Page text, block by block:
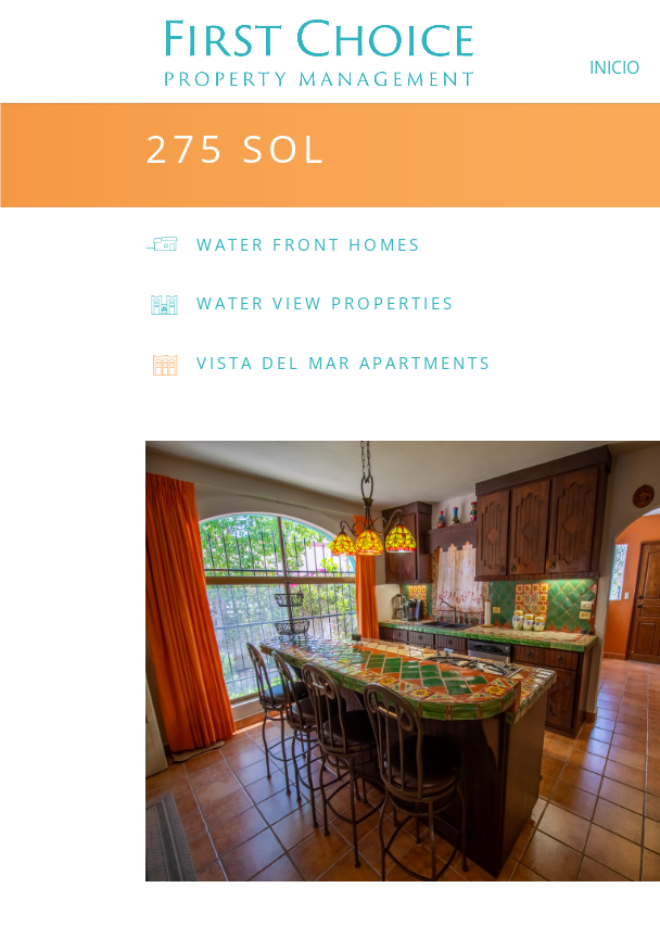
INICIO
275 SOL
WATER FRONT HOMES
WATER VIEW PROPERTIES
VISTA DEL MAR APARTMENTS